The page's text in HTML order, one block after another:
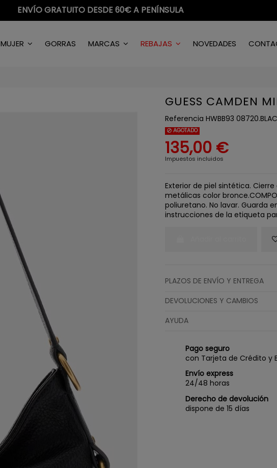
ENVÍO GRATUITO DESDE 60€ A PENÍNSULA
MUJER GORRAS MARCAS REBAJAS NOVEDADES
GUESS CAMDEN
Referencia HWBB93
AGOTADO
135,00 €
Impuestos incluidos
Exterior de piel sintética.
metálicas color
poliuretano. No lavar. Guarda
instrucciones de la etiqueta
PLAZOS DE ENVÍO Y ENTREGA
DEVOLUCIONES Y CAMBIOS
AYUDA
Pago seguro
con Tarjeta de Crédito y
Envío express
24/48 horas
Derecho de devolución
dispone de 15 días